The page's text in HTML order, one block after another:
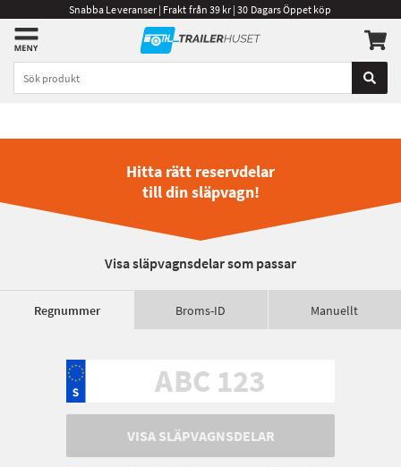
Snabba Leveranser | Frakt från 39 kr | 30 Dagars Öppet köp
Hitta rätt reservdelar
till din släpvagn!
Visa släpvagnsdelar som passar
Regnummer Broms-ID Manuellt
VISA SLÄPVAGNSDELAR